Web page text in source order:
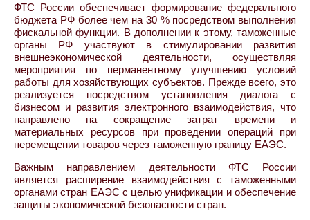
ФТС России обеспечивает формирование федерального
бюджета РФ более чем на 30 % посредством выполнения
фискальной функции. В дополнении к этому, таможенные
органы РФ участвуют в стимулировании развития
внешнеэкономической деятельности, осуществляя
мероприятия по перманентному улучшению условий
работы для хозяйствующих субъектов. Прежде всего, это
реализуется посредством установления диалога с
бизнесом и развития электронного взаимодействия, что
направлено на сокращение затрат времени и
материальных ресурсов при проведении операций при
перемещении товаров через таможенную границу ЕАЭС.
Важным направлением деятельности ФТС России
является расширение взаимодействия с таможенными
органами стран ЕАЭС с целью унификации и обеспечение
защиты экономической безопасности стран.